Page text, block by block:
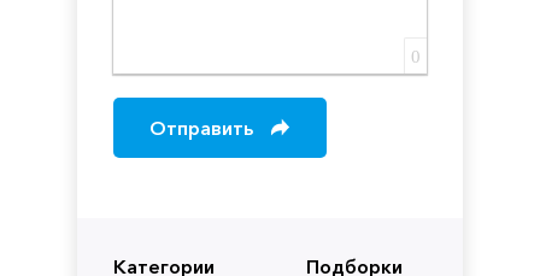
Категории Подборки
0
Отправить